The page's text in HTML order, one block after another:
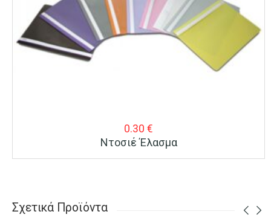
0.30 €
Ντοσιέ Έλασμα
Σχετικά Προϊόντα